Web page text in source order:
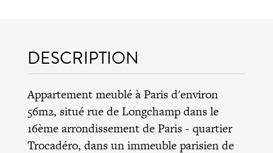
DESCRIPTION
Appartement meublé à Paris d'environ
56m2, situé rue de Longchamp dans le
16ème arrondissement de Paris- quartier
Trocadéro, dans un immeuble parisien de